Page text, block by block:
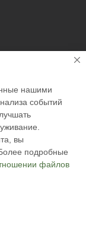
для рыбалки по
нашими
событий
вы
подробные
файлов